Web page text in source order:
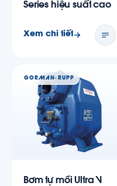
Series hiệu suất cao
Xem chi tiết
GORMAN-RUPP
Bơm tự mồi Ultra V